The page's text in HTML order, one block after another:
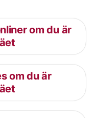
om du är
om du är